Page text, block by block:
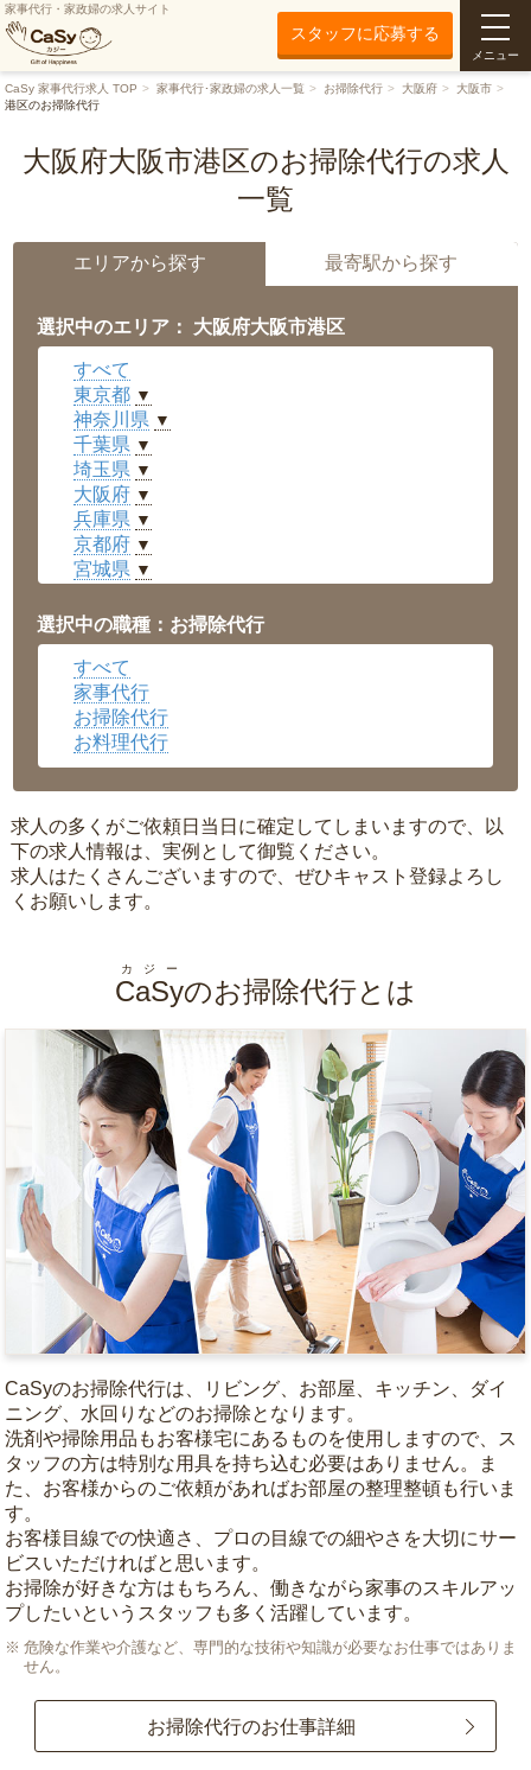
家事代行・家政婦の求人サイト
スタッフに応募する
メニュー
CaSy 家事代行求人 TOP 家事代行･家政婦の求人一覧 お掃除代行 大阪府
大阪市
港区のお掃除代行
大阪府大阪市港区のお掃除代行の求人
一覧
エリアから探す 最寄駅から探す
選択中のエリア： 大阪府大阪市港区
すべて
東京都 ▼
神奈川県 ▼
千葉県 ▼
埼玉県 ▼
大阪府 ▼
兵庫県 ▼
京都府 ▼
宮城県 ▼
福井県 ▼
岡山県 ▼
広島県
沖縄県 ▼
選択中の職種：お掃除代行
すべて
家事代行
お掃除代行
お料理代行
求人の多くがご依頼日当日に確定してしまいますので、以
下の求人情報は、実例として御覧ください。
求人はたくさんございますので、ぜひキャスト登録よろし
くお願いします。
CaSy
カジー
のお掃除代行とは
CaSyのお掃除代行は、リビング、お部屋、キッチン、ダイ
ニング、水回りなどのお掃除となります。
洗剤や掃除用品もお客様宅にあるものを使用しますので、ス
タッフの方は特別な用具を持ち込む必要はありません。ま
た、お客様からのご依頼があればお部屋の整理整頓も行いま
す。
お客様目線での快適さ、プロの目線での細やさを大切にサー
ビスいただければと思います。
お掃除が好きな方はもちろん、働きながら家事のスキルアッ
プしたいというスタッフも多く活躍しています。
危険な作業や介護など、専門的な技術や知識が必要なお仕事ではありま
せん。
お掃除代行のお仕事詳細